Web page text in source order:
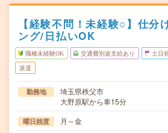
【経験不問！未経験○】仕分
ング/日払いOK
職種未経験OK 交通費別途支給あり 土日
派遣
勤務地
埼玉県秩父市
大野原駅から車15分
曜日頻度 月～金